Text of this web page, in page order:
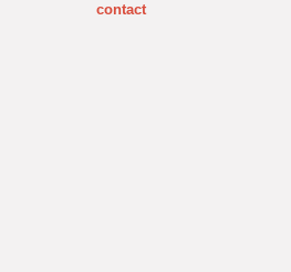
contact